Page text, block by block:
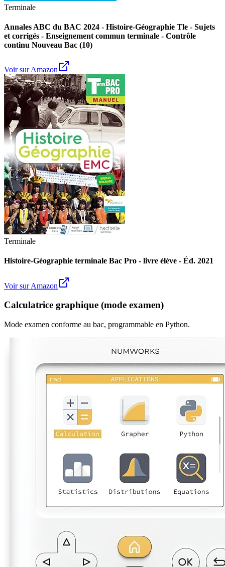
Terminale
Annales ABC du BAC 2024 - Histoire-Géographie Tle - Sujets
et corrigés - Enseignement commun terminale - Contrôle
continu Nouveau Bac (10)
Voir sur Amazon
Terminale
Histoire-Géographie terminale Bac Pro - livre élève - Éd. 2021
Voir sur Amazon
Calculatrice graphique (mode examen)
Mode examen conforme au bac, programmable en Python.